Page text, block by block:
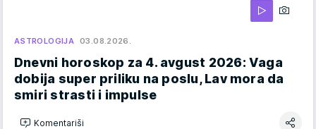
ASTROLOGIJA 03.08.2026.
Dnevni horoskop za 4. avgust 2026: Vaga
dobija super priliku na poslu, Lav mora da
smiri strasti i impulse
Komentariši